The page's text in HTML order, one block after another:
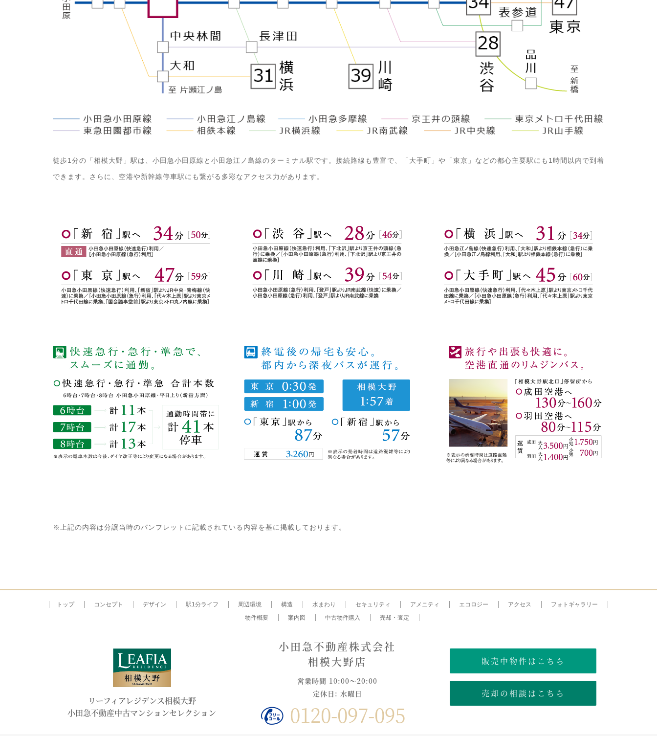
徒歩1分の「相模大野」駅は、小田急小田原線と小田急江ノ島線のターミナル駅です。接続路線も豊富で、「大手町」や「東京」などの都心主要駅にも1時間以内で到着
できます。さらに、空港や新幹線停車駅にも繋がる多彩なアクセス力があります。
※上記の内容は分譲当時のパンフレットに記載されている内容を基に掲載しております。
トップ コンセプト デザイン 駅1分ライフ 周辺環境 構造 水まわり セキュリティ アメニティ エコロジー アクセス
フォトギャラリー
物件概要
案内図 中古物件購入 売却・査定
リーフィアレジデンス相模大野
小田急不動産中古マンションセレクション
小田急不動産株式会社
相模大野店
営業時間 10:00～20:00
定休日: 水曜日
0120-097-095
販売中物件はこちら
売却の相談はこちら